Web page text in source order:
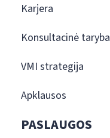
Karjera
Konsultacinė taryba
VMI strategija
Apklausos
PASLAUGOS